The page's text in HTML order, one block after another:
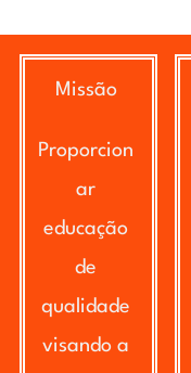
Missão
Proporcion
ar
educação
de
qualidade
visando a